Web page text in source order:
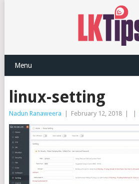
Menu
linux-setting
Nadun Ranaweera February 12, 2018